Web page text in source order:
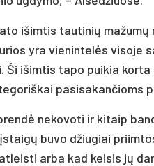
išimtis tautinių
yra vienintelės visoje
Ši išimtis tapo puikia
pasisakančioms
nekovoti ir kitaip
buvo džiugiai
arba kad keisis jų